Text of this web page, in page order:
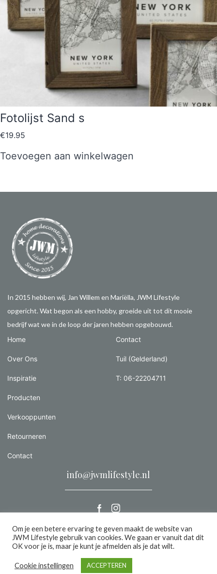
Fotolijst Sand s
€19.95
Toevoegen aan winkelwagen
In 2015 hebben wij, Jan Willem en Mariëlla, JWM Lifestyle
opgericht. Wat begon als een hobby, groeide uit tot dit mooie
bedrijf wat we in de loop der jaren hebben opgebouwd.
Home
Over Ons
Inspiratie
Producten
Verkooppunten
Retourneren
Contact
Contact
Tuil (Gelderland)
T: 06-22204711
info@jwmlifestyle.nl
Alle rechten voorbehouden 2026 |Privacy
een we make it website
Om je een betere ervaring te geven maakt de website van
JWM Lifestyle gebruik van cookies. We gaan er vanuit dat dit
OK voor je is, maar je kunt je afmelden als je dat wilt.
Cookie instellingen ACCEPTEREN